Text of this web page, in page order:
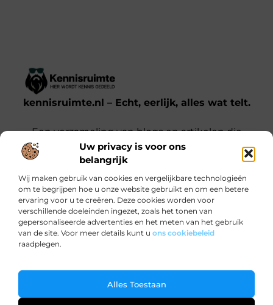
Uw privacy is voor ons
belangrijk
Wij maken gebruik van cookies en vergelijkbare technologieën
om te begrijpen hoe u onze website gebruikt en om een betere
ervaring voor u te creëren. Deze cookies worden voor
verschillende doeleinden ingezet, zoals het tonen van
gepersonaliseerde advertenties en het meten van het gebruik
van de site. Voor meer details kunt u ons cookiebeleid
raadplegen.
Alles Toestaan
kennisruimte.nl – Echt, eerlijk, alles wat telt.
Een verzameling van blogs en artikelen die
een breed scala aan onderwerpen uit het
dagelijks leven behandelen.
Onze informatie
Bericht categorie